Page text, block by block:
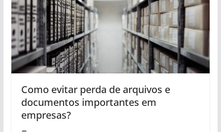
Como evitar perda de arquivos e
documentos importantes em
empresas?